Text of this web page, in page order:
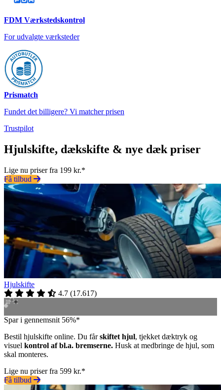
FDM Værkstedskontrol
For udvalgte værksteder
Prismatch
Fundet det billigere? Vi matcher prisen
Trustpilot
Hjulskifte, dækskifte & nye dæk priser
Lige nu priser fra 199 kr.*
Få tilbud
Hjulskifte
4.7 (17.617)
Spar i gennemsnit 56%*
Bestil hjulskifte online. Du fårskiftet hjul, tjekket dæktryk og
visuel kontrol af bl.a. bremserne. Husk at medbringe de hjul, som
skal monteres.
Lige nu priser fra 599 kr.*
Få tilbud